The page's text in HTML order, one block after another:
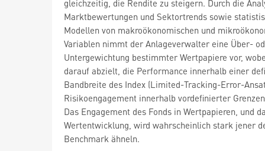
gleichzeitig, die Rendite zu steigern. Durch die
Marktbewertungen und Sektortrends sowie
Modellen von makroökonomischen und
Variablen nimmt der Anlageverwalter eine Über-
Untergewichtung bestimmter Wertpapiere vor,
darauf abzielt, die Performance innerhalb einer
Bandbreite des Index (Limited-Tracking-Error-
Risikoengagement innerhalb vordefinierter
Das Engagement des Fonds in Wertpapieren, und
Wertentwicklung, wird wahrscheinlich stark jener
Benchmark ähneln.